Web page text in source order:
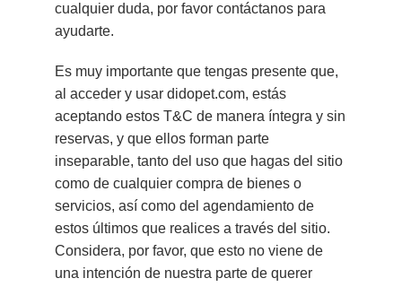
cualquier duda, por favor contáctanos para
ayudarte.
Es muy importante que tengas presente que,
al acceder y usar didopet.com, estás
aceptando estos T&C de manera íntegra y sin
reservas, y que ellos forman parte
inseparable, tanto del uso que hagas del sitio
como de cualquier compra de bienes o
servicios, así como del agendamiento de
estos últimos que realices a través del sitio.
Considera, por favor, que esto no viene de
una intención de nuestra parte de querer